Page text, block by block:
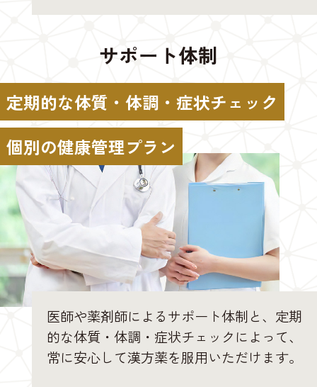
サポート体制
定期的な体質・体調・症状チェック
個別の健康管理プラン
医師や薬剤師によるサポート体制と、定期
的な体質・体調・症状チェックによって、
常に安心して漢方薬を服用いただけます。